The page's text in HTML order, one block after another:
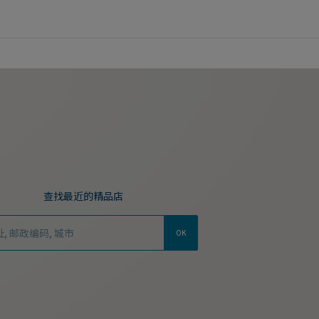
查找最近的精品店
OK